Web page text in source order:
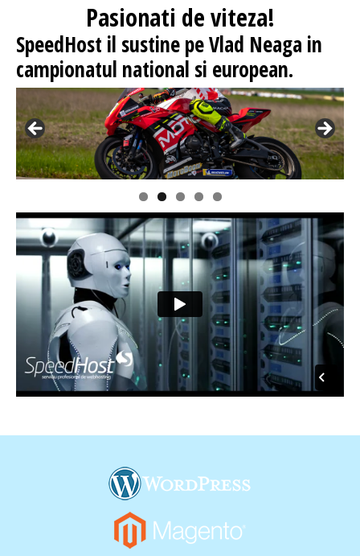
Pasionati de viteza!
SpeedHost il sustine pe Vlad Neaga in
campionatul national si european.